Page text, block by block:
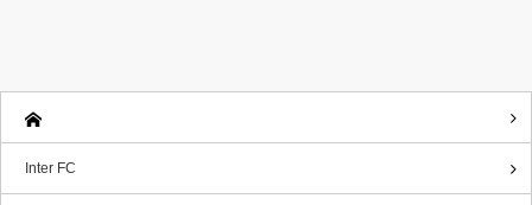
Inter FC